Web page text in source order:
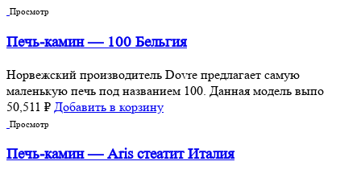
Просмотр
Печь-камин — 100 Бельгия
Норвежский производитель Dovre предлагает самую
маленькую печь под названием 100. Данная модель выпо
50,511 ₽ Добавить в корзину
Просмотр
Печь-камин — Aris стеатит Италия